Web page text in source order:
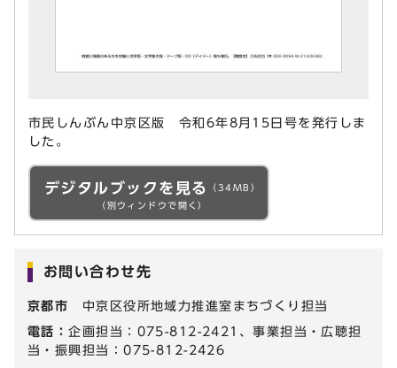
市民しんぶん中京区版 令和6年8月15日号を発行しま
した。
デジタルブックを見る
（34MB）
（別ウィンドウで開く）
お問い合わせ先
京都市 中京区役所地域力推進室まちづくり担当
電話：企画担当：075-812-2421、事業担当・広聴担
当・振興担当：075-812-2426